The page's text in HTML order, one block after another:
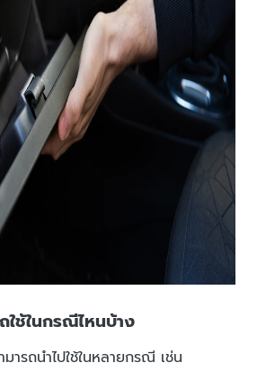
ใช้ในกรณีไหนบ้าง
มารถนำไปใช้ในหลายกรณี เช่น